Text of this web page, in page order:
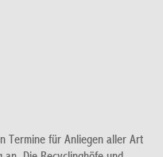
Termine für Anliegen aller Art